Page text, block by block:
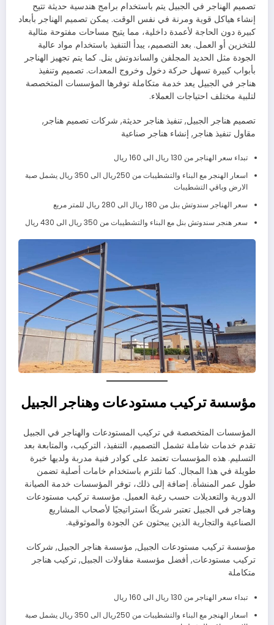
تصميم الهناجر في الجبيل يتم باستخدام برامج هندسية حديثة تتيح
إنشاء هياكل قوية ومرنة في نفس الوقت. يمكن تصميم الهناجر بأبعاد
كبيرة دون الحاجة لأعمدة داخلية، مما يتيح مساحات مفتوحة مثالية
للتخزين أو العمل. بعد التصميم، يبدأ التنفيذ باستخدام مواد عالية
الجودة مثل الحديد المجلفن والساندوتش بنل. كما يتم تجهيز الهناجر
بأبواب كبيرة تسهل حركة دخول وخروج المعدات. تصميم وتنفيذ
هناجر في الجبيل يعد خدمة متكاملة توفرها المؤسسات المتخصصة
لتلبية مختلف احتياجات العملاء.
تصميم هناجر الجبيل, تنفيذ هناجر حديثة, شركات تصميم هناجر,
مقاول تنفيذ هناجر, إنشاء هناجر صناعية
تبداء سعر الهناجر من 130 ريال الى 160 ريال
اسعار الهنجر مع البناء والتشطيبات من 250ريال الى 350 ريال يشمل صبة
الارض وباقي التشطيبات
سعر الهناجر سندوتش بنل من 180 ريال الى 280 ريال للمتر مربع
سعر هنجر سندوتش بنل مع البناء والتشطيبات من 350 ريال الى 430 ريال
مؤسسة تركيب مستودعات وهناجر الجبيل
المؤسسات المتخصصة في تركيب المستودعات والهناجر في الجبيل
تقدم خدمات شاملة تشمل التصميم، التنفيذ، التركيب، والمتابعة بعد
التسليم. هذه المؤسسات تعتمد على كوادر فنية مدربة ولديها خبرة
طويلة في هذا المجال. كما تلتزم باستخدام خامات أصلية تضمن
طول عمر المنشأة. إضافة إلى ذلك، توفر المؤسسات خدمة الصيانة
الدورية والتعديلات حسب رغبة العميل. مؤسسة تركيب مستودعات
وهناجر في الجبيل تعتبر شريكًا استراتيجيًا لأصحاب المشاريع
الصناعية والتجارية الذين يبحثون عن الجودة والموثوقية.
مؤسسة تركيب مستودعات الجبيل, مؤسسة هناجر الجبيل, شركات
تركيب مستودعات, أفضل مؤسسة مقاولات الجبيل, تركيب هناجر
متكاملة
تبداء سعر الهناجر من 130 ريال الى 160 ريال
اسعار الهنجر مع البناء والتشطيبات من 250ريال الى 350 ريال يشمل صبة